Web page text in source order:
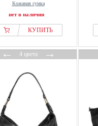
Кожаная сумка
нет в наличии
КУПИТЬ
←4 цвета→